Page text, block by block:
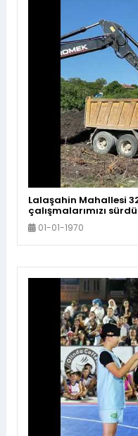
Lalaşahin Mahallesi
çalışmalarımızı
01-01-1970